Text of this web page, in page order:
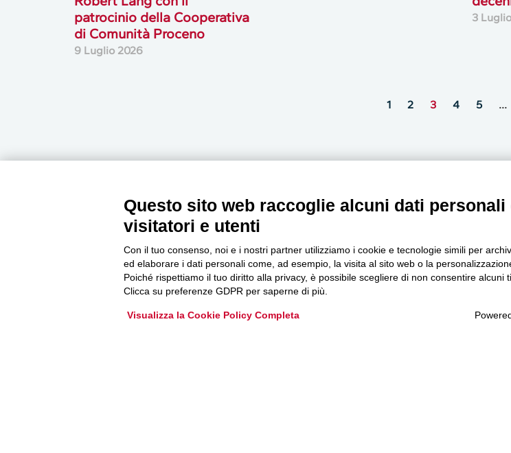
patrocinio della Cooperativa
di Comunità Proceno
9 Luglio 2026
3
1 2 3 4 5 …
Newsletter
Accedi o iscriviti alla nostra Newsletter Legacoop
Informazioni per restare sempre aggiornati sul
mondo della cooperazione.
MultiMedia
Guarda i nostri video, storie e
Questo sito web raccoglie alcuni dati personali
visitatori e utenti
Con il tuo consenso, noi e i nostri partner utilizziamo i cookie e tecnologie simili per
ed elaborare i dati personali come, ad esempio, la visita al sito web o la
Poiché rispettiamo il tuo diritto alla privacy, è possibile scegliere di non consentire alcuni
Clicca su preferenze GDPR per saperne di più.
Visualizza la Cookie Policy Completa